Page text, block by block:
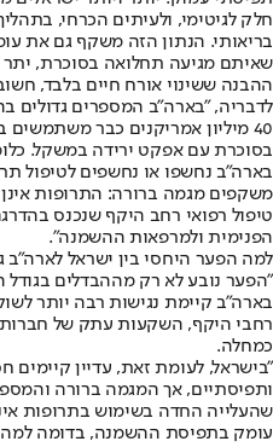
חלק לגיטימי, ולעיתים הכרחי,
בריאותי. הנתון הזה משקף גם את
שאיתם מגיעה תחלואה בסוכרת, יתר
ההבנה ששינוי אורח חיים בלבד,
40 מיליון אמריקנים כבר
בארה"ב נחשפו או נחשפים לטיפול
משקפים מגמה ברורה: התרופות אינן
טיפול רפואי רחב היקף שנכנס
הפנימית ולמרפאות ההשמנה".
למה הפער היחסי בין ישראל לארה"ב
"הפער נובע לא רק מההבדלים בגודל
בארה"ב קיימת נגישות רבה יותר
רחבי היקף, השקעות עתק של
כמחלה.
"בישראל, לעומת זאת, עדיין קיימים
ותפיסתיים, אך המגמה ברורה
שהעלייה החדה בשימוש בתרופות
עומק בתפיסת ההשמנה, בדומה